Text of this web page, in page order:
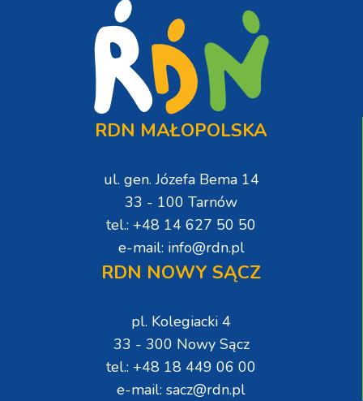
RDN MAŁOPOLSKA
ul. gen. Józefa Bema 14
33 - 100 Tarnów
tel.: +48 14 627 50 50
e-mail: info@rdn.pl
RDN NOWY SĄCZ
pl. Kolegiacki 4
33 - 300 Nowy Sącz
tel.: +48 18 449 06 00
e-mail: sacz@rdn.pl